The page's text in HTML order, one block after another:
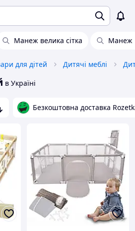
Манеж велика сітка Манеж
для дітей Дитячі меблі
в Україні
Безкоштовна доставка